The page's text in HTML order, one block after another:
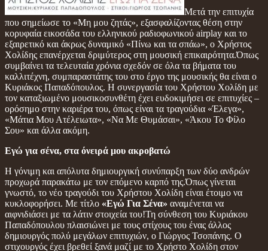
Μετά την επιτυχία
που σημείωσε το «Μη μου ζητάς», εξασφαλίζοντας θέση στην
κορυφαία εικοσάδα του ελληνικού ραδιοφωνικού airplay και το
εξαιρετικό και άκρως δυναμικό «Πίνω και τα σπάω», ο Χρήστος
Χολίδης επανέρχεται δριμύτερος στη μουσική επικαιρότητα.Όπως
συμβαίνει τα τελευταία χρόνια σχεδόν σε όλα τα βήματα του
καλλιτέχνη, συμπαραστάτης του στο έργο της μουσικής θα είναι ο
Κυριάκος Παπαδόπουλος. Η συνεργασία του Χρήστου Χολίδη με
τον καταξιωμένο μουσικοσυνθέτη έχει ευδοκιμήσει σε επιτυχίες –
ορόσημο στην καριέρα του, όπως είναι τα τραγούδια «Έλεγα»,
«Μάτια Μου Ατέλειωτα», «Να Με Θυμάσαι», «Άκου Το Φίλο
Σου» και άλλα ακόμη.
Εγώ για σένα, στα όνειρά μου ακροβατώ
Η γόνιμη και απόλυτα δημιουργική συνύπαρξη των δύο ανδρών
προχωρά παρακάτω με τον επόμενο καρπό της.Όπως γίνεται
γνωστό, το νέο τραγούδι του Χρήστου Χολίδη είναι έτοιμο να
κυκλοφορήσει. Με τίτλο «Εγώ Για Σένα» αναμένεται να
αιφνιδιάσει με τα λάτιν στοιχεία του!Τη σύνθεση του Κυριάκου
Παπαδόπουλου πλαισιώνει με τους στίχους του ένας άλλος
δημιουργός πολύ μεγάλων επιτυχιών, ο Γιώργος Τσοπάνης. Ο
στιχουργός έχει βρεθεί ξανά μαζί με το Χρήστο Χολίδη στον